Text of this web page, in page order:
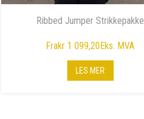
Ribbed Jumper Strikkepakke
Frakr 1 099,20Eks. MVA
LES MER